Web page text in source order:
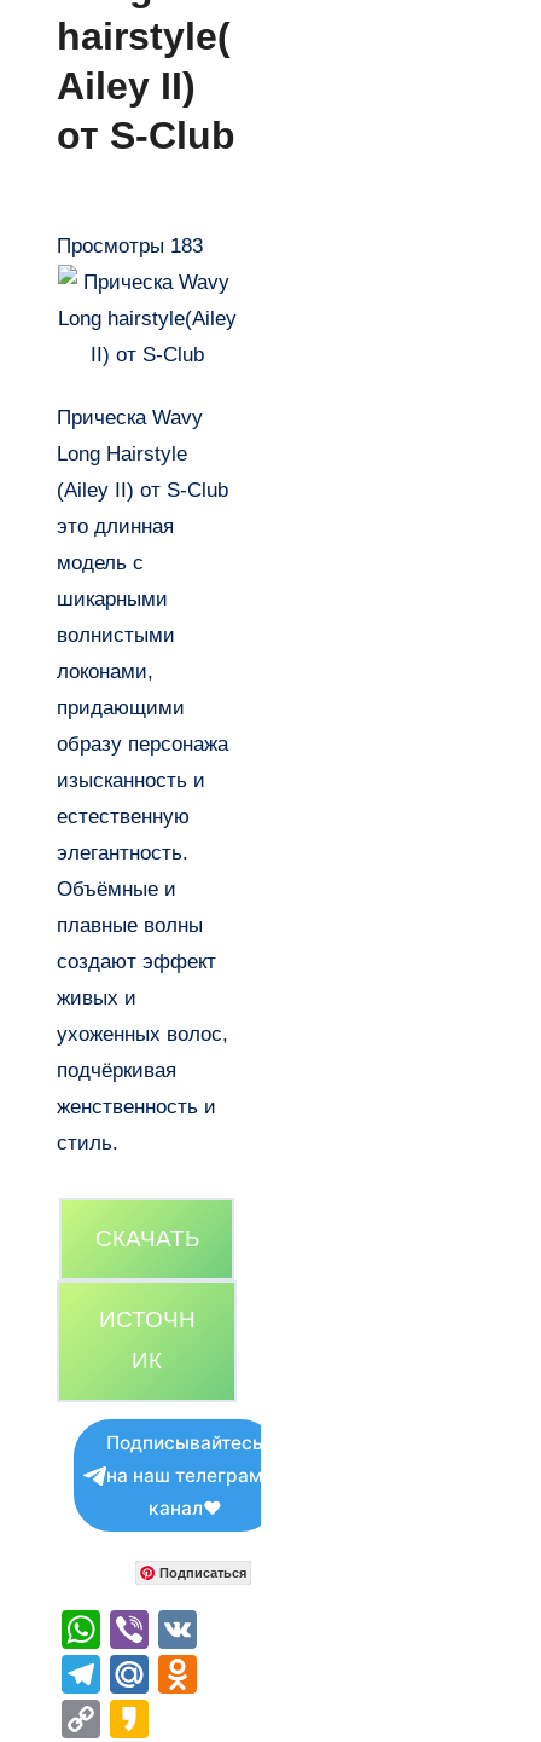
hairstyle(
Ailey II)
от S-Club
Просмотры 183
Прическа Wavy
Long Hairstyle
(Ailey II) от S-Club
это длинная
модель с
шикарными
волнистыми
локонами,
придающими
образу персонажа
изысканность и
естественную
элегантность.
Объёмные и
плавные волны
создают эффект
живых и
ухоженных волос,
подчёркивая
женственность и
стиль.
СКАЧАТЬ
ИСТОЧН
ИК
Подписывайтесь
на наш телеграм
канал❤
Подписаться
WhatsApp
Viber
Telegram
Mail.Ru
Copy